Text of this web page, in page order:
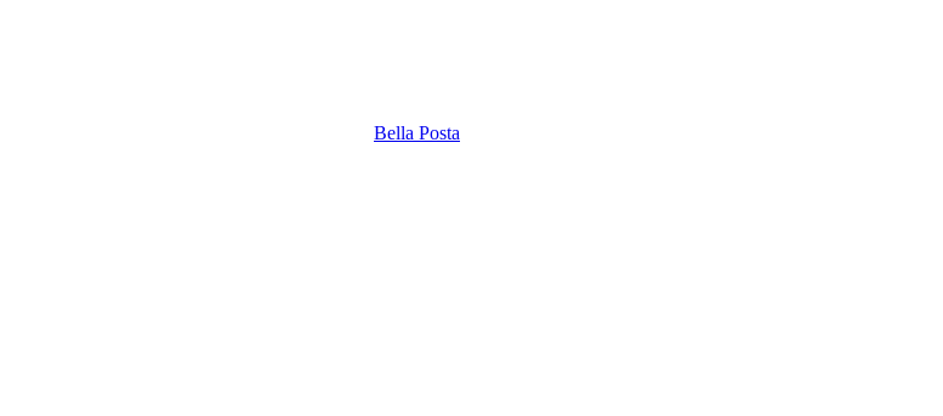
Bella Posta